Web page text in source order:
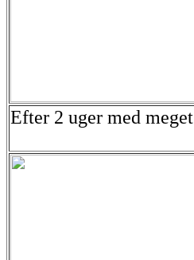
Efter 2 uger med